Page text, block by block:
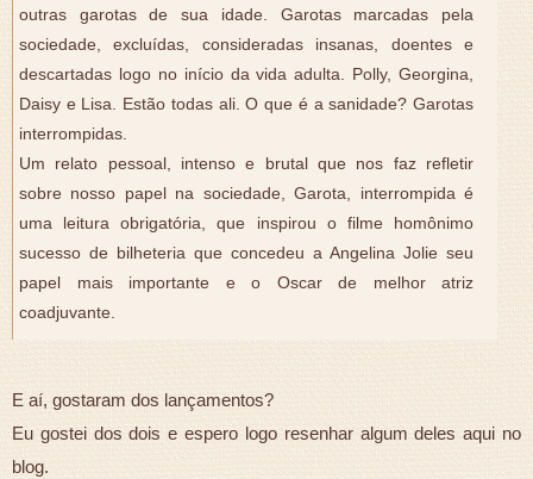
outras garotas de sua idade. Garotas marcadas pela
sociedade, excluídas, consideradas insanas, doentes e
descartadas logo no início da vida adulta. Polly, Georgina,
Daisy e Lisa. Estão todas ali. O que é a sanidade? Garotas
interrompidas.
Um relato pessoal, intenso e brutal que nos faz refletir
sobre nosso papel na sociedade, Garota, interrompida é
uma leitura obrigatória, que inspirou o filme homônimo
sucesso de bilheteria que concedeu a Angelina Jolie seu
papel mais importante e o Oscar de melhor atriz
coadjuvante.
E aí, gostaram dos lançamentos?
Eu gostei dos dois e espero logo resenhar algum deles aqui no
blog.